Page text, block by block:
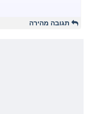
תגובה מהירה